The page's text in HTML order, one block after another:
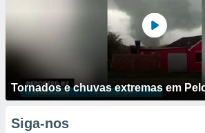
Tornados e chuvas extremas em
Siga-nos